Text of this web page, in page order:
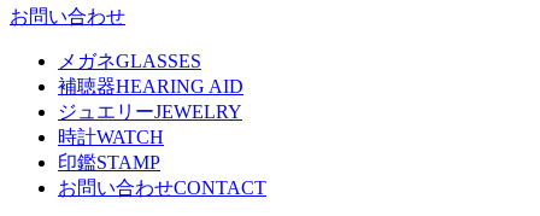
お問い合わせ
メガネGLASSES
補聴器HEARING AID
ジュエリーJEWELRY
時計WATCH
印鑑STAMP
お問い合わせCONTACT